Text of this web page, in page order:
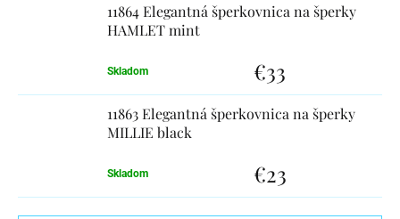
11864 Elegantná šperkovnica na šperky
HAMLET mint
Skladom €33
11863 Elegantná šperkovnica na šperky
MILLIE black
Skladom €23